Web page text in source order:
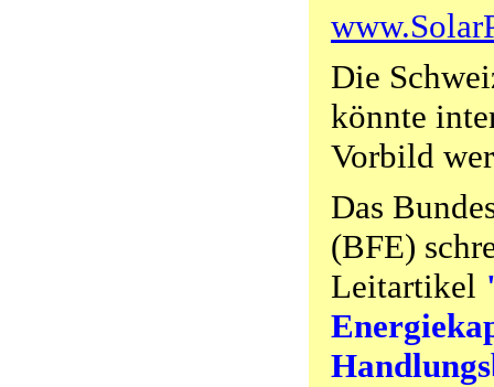
Die
könnte
Vorbild
Das
(BFE)
Leitartikel